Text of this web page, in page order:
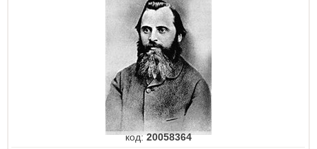
код:20058364